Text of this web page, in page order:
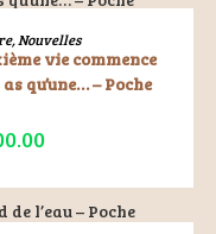
,Nouvelles
vie commence
qu’une… – Poche